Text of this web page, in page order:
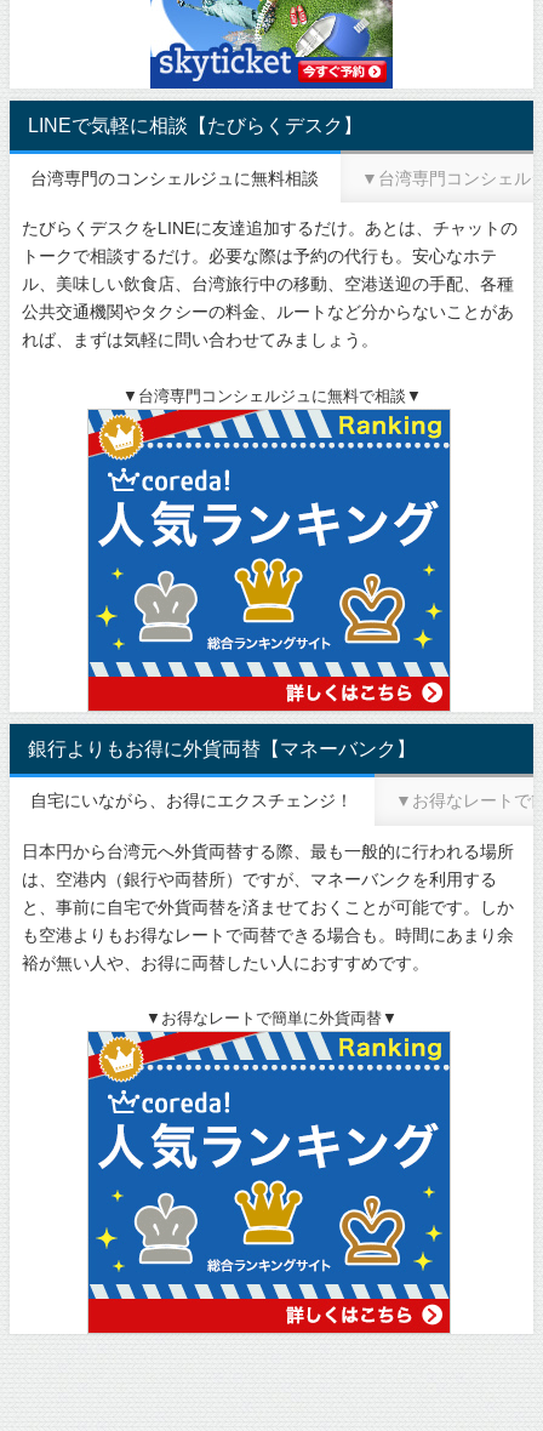
LINEで気軽に相談【たびらくデスク】
台湾専門のコンシェルジュに無料相談 ▼台湾専門コンシェル
たびらくデスクをLINEに友達追加するだけ。あとは、チャットの
トークで相談するだけ。必要な際は予約の代行も。安心なホテ
ル、美味しい飲食店、台湾旅行中の移動、空港送迎の手配、各種
公共交通機関やタクシーの料金、ルートなど分からないことがあ
れば、まずは気軽に問い合わせてみましょう。
▼台湾専門コンシェルジュに無料で相談▼
銀行よりもお得に外貨両替【マネーバンク】
自宅にいながら、お得にエクスチェンジ！ ▼お得なレートで
日本円から台湾元へ外貨両替する際、最も一般的に行われる場所
は、空港内（銀行や両替所）ですが、マネーバンクを利用する
と、事前に自宅で外貨両替を済ませておくことが可能です。しか
も空港よりもお得なレートで両替できる場合も。時間にあまり余
裕が無い人や、お得に両替したい人におすすめです。
▼お得なレートで簡単に外貨両替▼